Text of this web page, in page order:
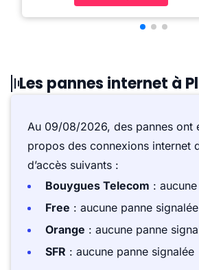
Les pannes internet à
Au 09/08/2026, des pannes ont
propos des connexions internet
d’accès suivants :
Bouygues Telecom :
Free : aucune panne signalée
Orange : aucune panne
SFR : aucune panne signalée